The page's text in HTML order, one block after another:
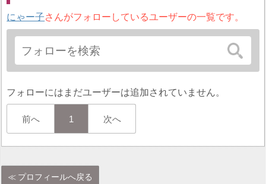
にゃー子さんがフォローしているユーザーの一覧です。
フォローにはまだユーザーは追加されていません。
前へ 1 次へ
プロフィールへ戻る